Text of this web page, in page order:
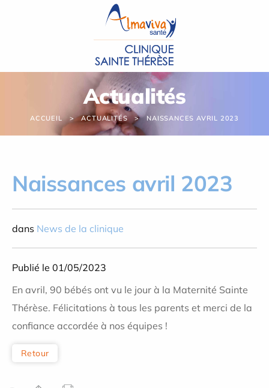
Actualités
ACCUEIL ACTUALITÉS NAISSANCES AVRIL 2023
Naissances avril 2023
dans News de la clinique
Publié le 01/05/2023
En avril, 90 bébés ont vu le jour à la Maternité Sainte
Thérèse. Félicitations à tous les parents et merci de la
confiance accordée à nos équipes !
Retour
Panneau de gestion des cookies